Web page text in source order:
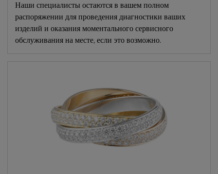
Наши специалисты остаются в вашем полном
распоряжении для проведения диагностики ваших
изделий и оказания моментального сервисного
обслуживания на месте, если это возможно.